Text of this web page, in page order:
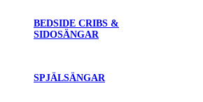
BEDSIDE CRIBS &
SIDOSÄNGAR
SPJÄLSÄNGAR